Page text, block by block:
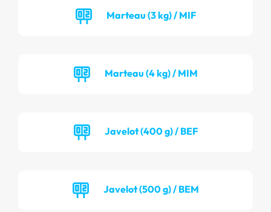
Marteau (3 kg) / MIF
Marteau (4 kg) / MIM
Javelot (400 g) / BEF
Javelot (500 g) / BEM